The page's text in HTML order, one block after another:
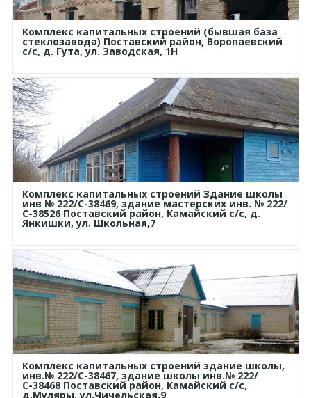
Комплекс капитальных строений (бывшая база
стеклозавода) Поставский район, Воропаевский
с/с, д. Гута, ул. Заводская, 1Н
Комплекс капитальных строений Здание школы
инв № 222/С-38469, здание мастерских инв. № 222/
С-38526 Поставский район, Камайский с/с, д.
Янкишки, ул. Школьная,7
Комплекс капитальных строений здание школы,
инв.№ 222/С-38467, здание школы инв.№ 222/
С-38468 Поставский район, Камайский с/с,
д.Муляры, ул.Чичельская,9